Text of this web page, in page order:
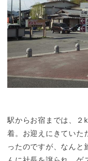
駅からお宿までは、２
着。お迎えにきていた
ったのですが、なんと